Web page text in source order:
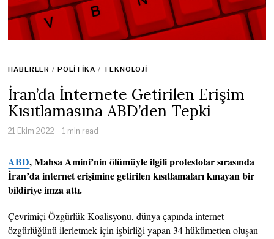
HABERLER / POLITIKA / TEKNOLOJI
İran’da İnternete Getirilen Erişim
Kısıtlamasına ABD’den Tepki
21 Ekim 2022 1 min read
ABD, Mahsa Amini’nin ölümüyle ilgili protestolar sırasında
İran’da internet erişimine getirilen kısıtlamaları kınayan bir
bildiriye imza attı.
Çevrimiçi Özgürlük Koalisyonu, dünya çapında internet
özgürlüğünü ilerletmek için işbirliği yapan 34 hükümetten oluşan